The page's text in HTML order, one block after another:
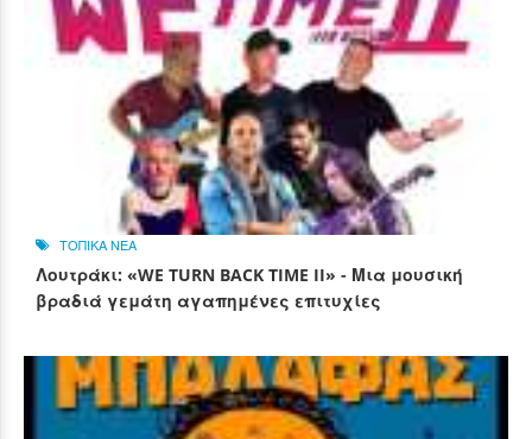
ΤΟΠΙΚΑ ΝΕΑ
Λουτράκι: «WE TURN BACK TIME II» - Μια μουσική
βραδιά γεμάτη αγαπημένες επιτυχίες